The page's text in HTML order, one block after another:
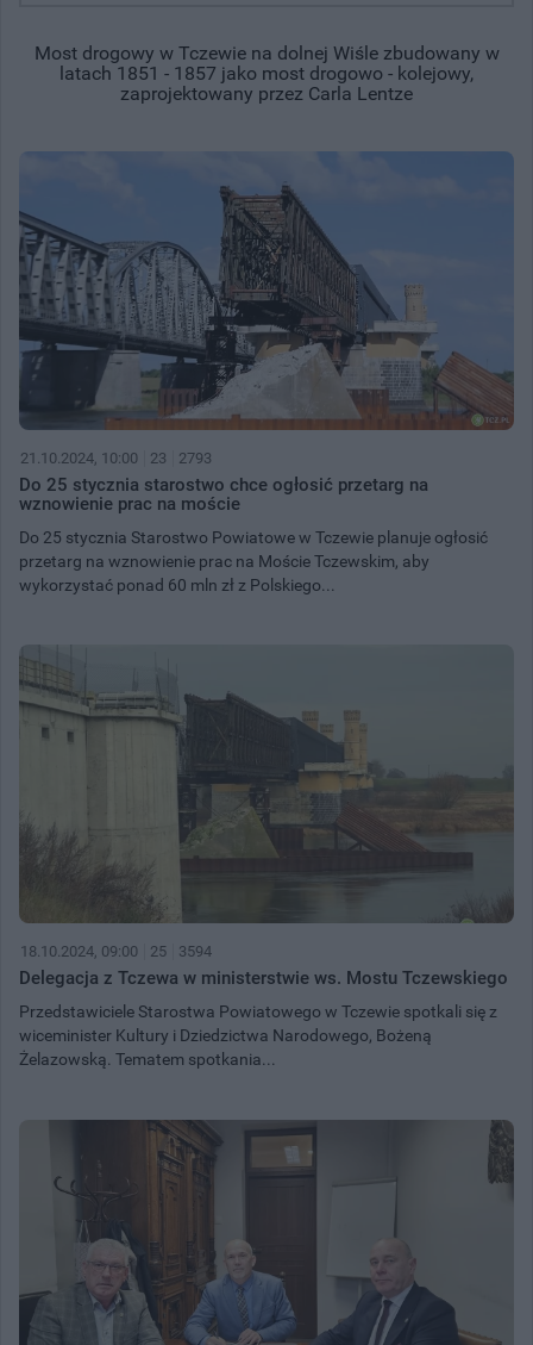
Most drogowy w Tczewie na dolnej Wiśle zbudowany w
latach 1851 - 1857 jako most drogowo - kolejowy,
zaprojektowany przez Carla Lentze
21.10.2024, 10:00 23 2793
Do 25 stycznia starostwo chce ogłosić przetarg na
wznowienie prac na moście
Do 25 stycznia Starostwo Powiatowe w Tczewie planuje ogłosić
przetarg na wznowienie prac na Moście Tczewskim, aby
wykorzystać ponad 60 mln zł z Polskiego...
18.10.2024, 09:00 25 3594
Delegacja z Tczewa w ministerstwie ws. Mostu Tczewskiego
Przedstawiciele Starostwa Powiatowego w Tczewie spotkali się z
wiceminister Kultury i Dziedzictwa Narodowego, Bożeną
Żelazowską. Tematem spotkania...